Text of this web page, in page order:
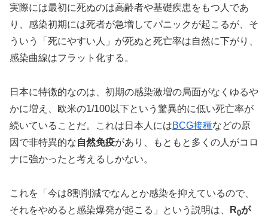
実際には最初に死ぬのは高齢者や基礎疾患をもつ人であ
り、感染初期には死者が急増してパニックが起こるが、そ
ういう「死にやすい人」が死ぬと死亡率は自然に下がり、
感染曲線はフラット化する。
日本に特徴的なのは、初期の感染激増の局面がなくゆるや
かに増え、欧米の1/100以下という驚異的に低い死亡率が
続いていることだ。これは日本人にはBCG接種などの原
因で非特異的な自然免疫があり、もともと多くの人がコロ
ナに強かったと考えるしかない。
これを「今は8割削減でなんとか感染を抑えているので、
それをやめると感染爆発が起こる」という説明は、
R0が